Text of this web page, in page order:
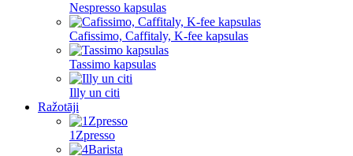
Nespresso kapsulas
Cafissimo, Caffitaly, K-fee kapsulas
Tassimo kapsulas
Illy un citi
Ražotāji
1Zpresso